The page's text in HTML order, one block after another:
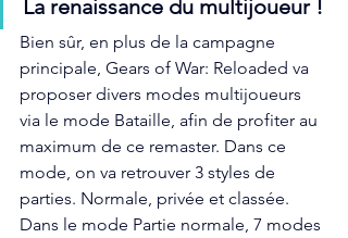
La renaissance du multijoueur !
Bien sûr, en plus de la campagne
principale, Gears of War: Reloaded va
proposer divers modes multijoueurs
via le mode Bataille, afin de profiter au
maximum de ce remaster. Dans ce
mode, on va retrouver 3 styles de
parties. Normale, privée et classée.
Dans le mode Partie normale, 7 modes